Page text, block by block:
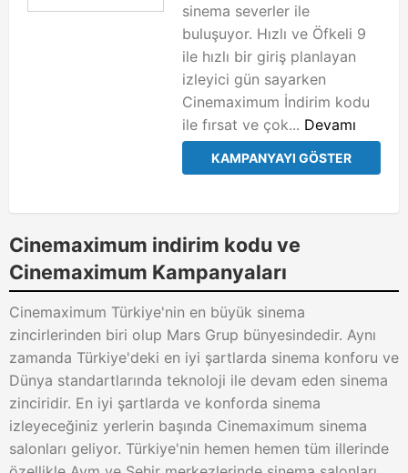
sinema severler ile
buluşuyor. Hızlı ve Öfkeli 9
ile hızlı bir giriş planlayan
izleyici gün sayarken
Cinemaximum İndirim kodu
ile fırsat ve çok... Devamı
KAMPANYAYI GÖSTER
Cinemaximum indirim kodu ve
Cinemaximum Kampanyaları
Cinemaximum Türkiye'nin en büyük sinema
zincirlerinden biri olup Mars Grup bünyesindedir. Aynı
zamanda Türkiye'deki en iyi şartlarda sinema konforu ve
Dünya standartlarında teknoloji ile devam eden sinema
zinciridir. En iyi şartlarda ve konforda sinema
izleyeceğiniz yerlerin başında Cinemaximum sinema
salonları geliyor. Türkiye'nin hemen hemen tüm illerinde